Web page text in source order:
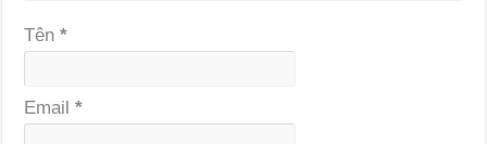
Tên*
Email*